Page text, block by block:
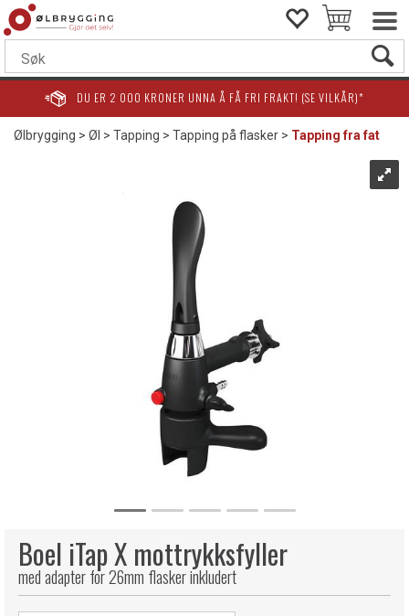
DU ER 2 000 KRONER UNNA Å FÅ FRI FRAKT! (SE VILKÅR)*
Ølbrygging>Øl >Tapping>Tapping på flasker>Tapping fra fat
Boel iTap X mottrykksfyller
med adapter for 26mm flasker inkludert